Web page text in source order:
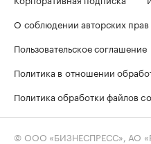
О соблюдении авторских прав
Пользовательское соглашение
Политика в отношении
Политика обработки файлов
© ООО «БИЗНЕСПРЕСС», АО